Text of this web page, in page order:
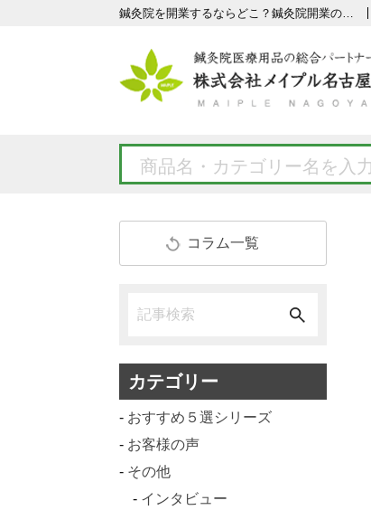
鍼灸院を開業するならどこ？鍼灸院開業の立地選びのポイント〜テナント選定編〜
コラム一覧
カテゴリー
おすすめ５選シリーズ
お客様の声
その他
インタビュー